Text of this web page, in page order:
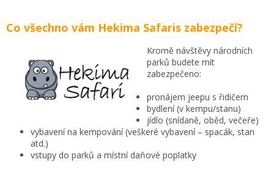
Co všechno vám Hekima Safaris zabezpečí?
Kromě návštěvy národních
parků budete mít
zabezpečeno:
pronájem jeepu s řidičem
bydlení (v kempu/stanu)
jídlo (snídaně, oběd, večeře)
vybavení na kempování (veškeré vybavení – spacák, stan
atd.)
vstupy do parků a místní daňové poplatky